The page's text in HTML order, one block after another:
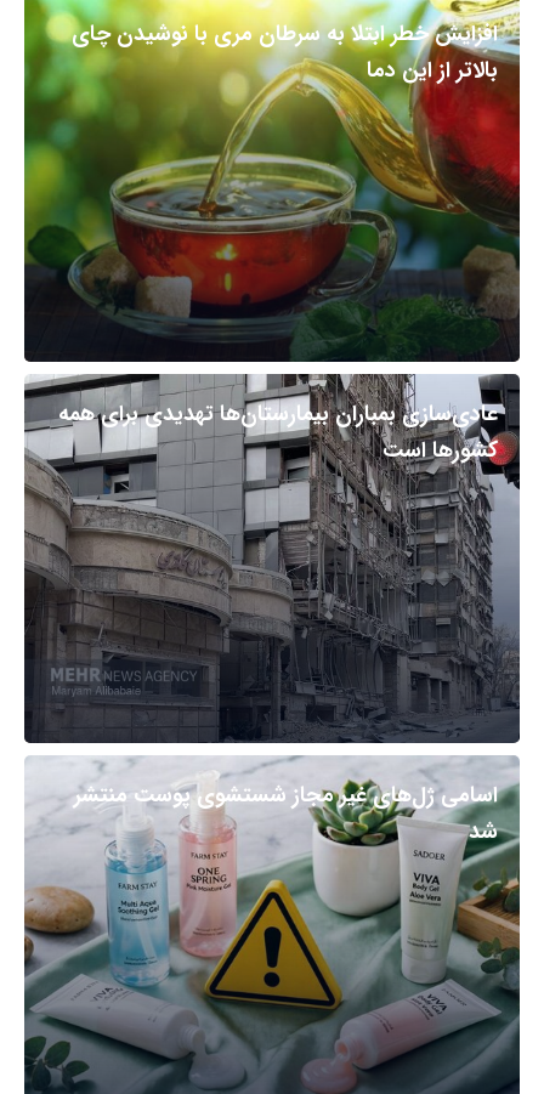
افزایش خطر ابتلا به سرطان مری با نوشیدن چای
بالاتر از این دما
عادی‌سازی بمباران بیمارستان‌ها تهدیدی برای همه
کشورها است
اسامی ژل‌های غیر مجاز شستشوی پوست منتشر
شد